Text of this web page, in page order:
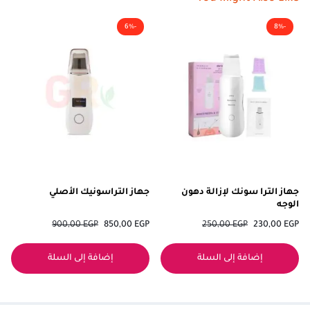
-8%
جهاز الترا سونك لإزالة دهون
الوجه
230,00 EGP
250,00EGP
إضافة إلى السلة
-6%
جهاز التراسونيك الأصلي
850,00 EGP
900,00EGP
إضافة إلى السلة